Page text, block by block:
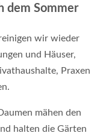
dem Sommer
wir wieder
und Häuser,
Praxen
mähen den
halten die Gärten